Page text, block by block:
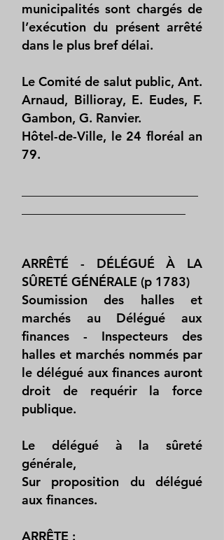
municipalités sont chargés de
l’exécution du présent arrêté
dans le plus bref délai.
Le Comité de salut public, Ant.
Arnaud, Billioray, E. Eudes, F.
Gambon, G. Ranvier.
Hôtel-de-Ville, le 24 floréal an
79.
ARRÊTÉ - DÉLÉGUÉ À LA
SÛRETÉ GÉNÉRALE (p 1783)
Soumission des halles et
marchés au Délégué aux
finances - Inspecteurs des
halles et marchés nommés par
le délégué aux finances auront
droit de requérir la force
publique.
Le délégué à la sûreté
générale,
Sur proposition du délégué
aux finances.
ARRÊTE :